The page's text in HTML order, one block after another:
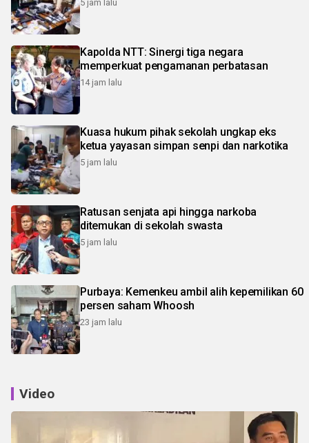
5 jam lalu
Kapolda NTT: Sinergi tiga negara
memperkuat pengamanan perbatasan
14 jam lalu
Kuasa hukum pihak sekolah ungkap eks
ketua yayasan simpan senpi dan narkotika
5 jam lalu
Ratusan senjata api hingga narkoba
ditemukan di sekolah swasta
5 jam lalu
Purbaya: Kemenkeu ambil alih kepemilikan 60
persen saham Whoosh
23 jam lalu
Video